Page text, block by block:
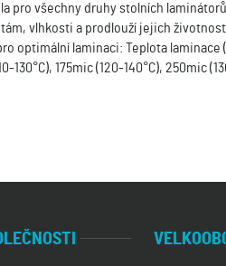
pro všechny druhy stolních
vlhkosti a prodlouží jejich
optimální laminaci: Teplota
130°C), 175mic (120-140°C), 250mic